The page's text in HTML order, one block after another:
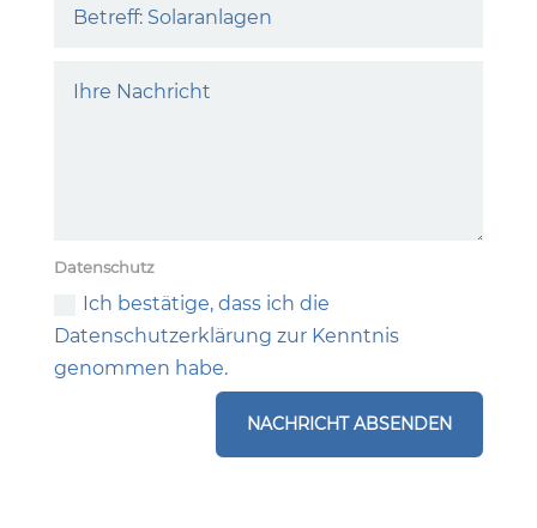
Datenschutz
Ich bestätige, dass ich die
Datenschutzerklärung zur Kenntnis
genommen habe.
NACHRICHT ABSENDEN